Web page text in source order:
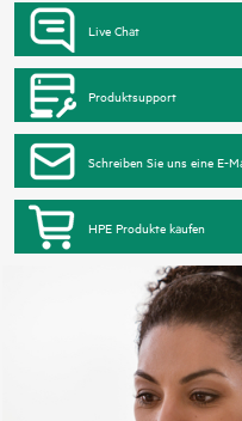
Live Chat
Produktsupport
Schreiben Sie uns eine E-
HPE Produkte kaufen